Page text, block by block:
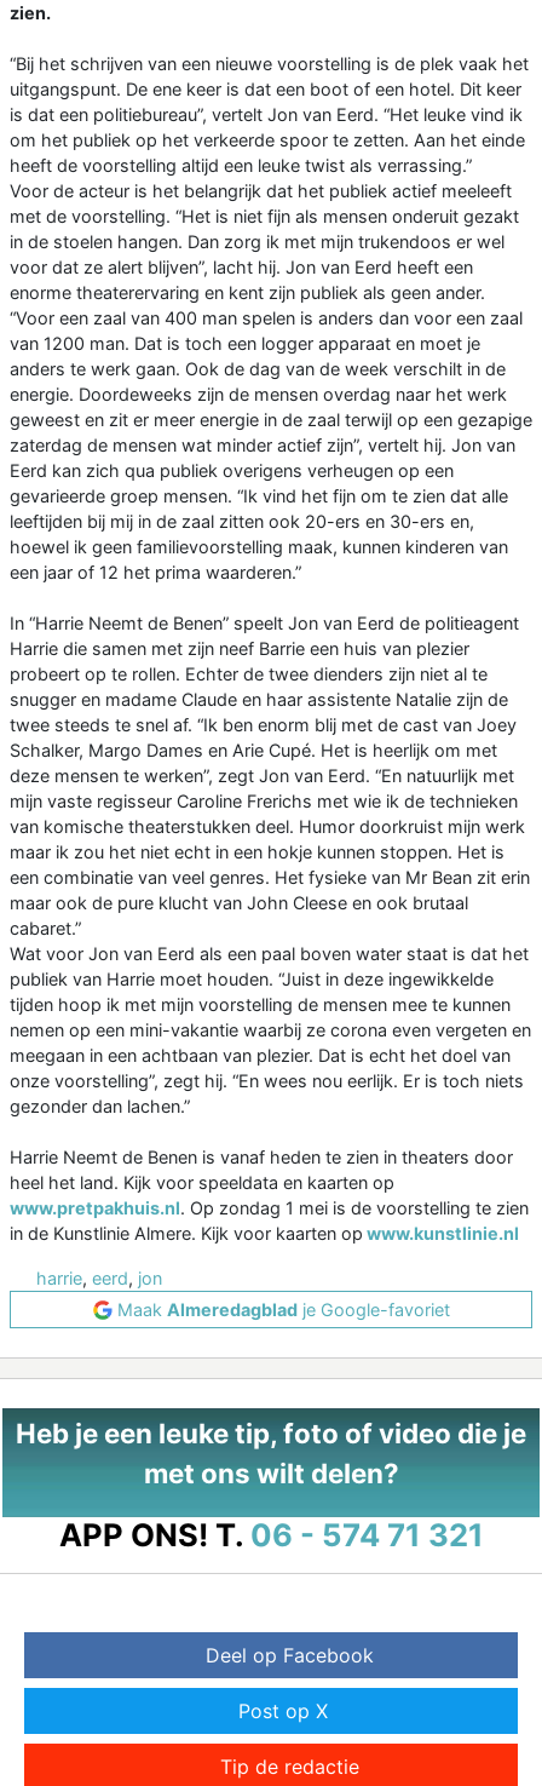
zien.
“Bij het schrijven van een nieuwe voorstelling is de plek vaak het
uitgangspunt. De ene keer is dat een boot of een hotel. Dit keer
is dat een politiebureau”, vertelt Jon van Eerd. “Het leuke vind ik
om het publiek op het verkeerde spoor te zetten. Aan het einde
heeft de voorstelling altijd een leuke twist als verrassing.”
Voor de acteur is het belangrijk dat het publiek actief meeleeft
met de voorstelling. “Het is niet fijn als mensen onderuit gezakt
in de stoelen hangen. Dan zorg ik met mijn trukendoos er wel
voor dat ze alert blijven”, lacht hij. Jon van Eerd heeft een
enorme theaterervaring en kent zijn publiek als geen ander.
“Voor een zaal van 400 man spelen is anders dan voor een zaal
van 1200 man. Dat is toch een logger apparaat en moet je
anders te werk gaan. Ook de dag van de week verschilt in de
energie. Doordeweeks zijn de mensen overdag naar het werk
geweest en zit er meer energie in de zaal terwijl op een gezapige
zaterdag de mensen wat minder actief zijn”, vertelt hij. Jon van
Eerd kan zich qua publiek overigens verheugen op een
gevarieerde groep mensen. “Ik vind het fijn om te zien dat alle
leeftijden bij mij in de zaal zitten ook 20-ers en 30-ers en,
hoewel ik geen familievoorstelling maak, kunnen kinderen van
een jaar of 12 het prima waarderen.”
In “Harrie Neemt de Benen” speelt Jon van Eerd de politieagent
Harrie die samen met zijn neef Barrie een huis van plezier
probeert op te rollen. Echter de twee dienders zijn niet al te
snugger en madame Claude en haar assistente Natalie zijn de
twee steeds te snel af. “Ik ben enorm blij met de cast van Joey
Schalker, Margo Dames en Arie Cupé. Het is heerlijk om met
deze mensen te werken”, zegt Jon van Eerd. “En natuurlijk met
mijn vaste regisseur Caroline Frerichs met wie ik de technieken
van komische theaterstukken deel. Humor doorkruist mijn werk
maar ik zou het niet echt in een hokje kunnen stoppen. Het is
een combinatie van veel genres. Het fysieke van Mr Bean zit erin
maar ook de pure klucht van John Cleese en ook brutaal
cabaret.”
Wat voor Jon van Eerd als een paal boven water staat is dat het
publiek van Harrie moet houden. “Juist in deze ingewikkelde
tijden hoop ik met mijn voorstelling de mensen mee te kunnen
nemen op een mini-vakantie waarbij ze corona even vergeten en
meegaan in een achtbaan van plezier. Dat is echt het doel van
onze voorstelling”, zegt hij. “En wees nou eerlijk. Er is toch niets
gezonder dan lachen.”
Harrie Neemt de Benen is vanaf heden te zien in theaters door
heel het land. Kijk voor speeldata en kaarten op
www.pretpakhuis.nl. Op zondag 1 mei is de voorstelling te zien
in de Kunstlinie Almere. Kijk voor kaarten op www.kunstlinie.nl
harrie, eerd, jon
Maak Almeredagbladje Google-favoriet
Heb je een leuke tip, foto of video die je
met ons wilt delen?
APP ONS! T. 06 - 574 71 321
Deel op Facebook
Post op X
Tip de redactie